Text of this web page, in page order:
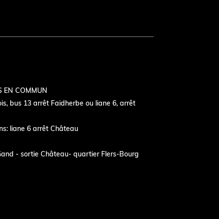
EN COMMUN
bus 13 arrêt Faidherbe ou liane 6, arrêt
liane 6 arrêt Château
- sortie Château- quartier Flers-Bourg